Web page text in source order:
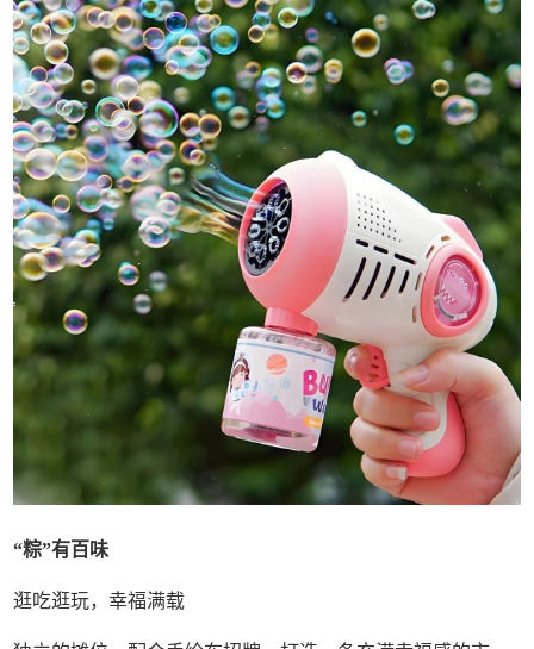
“粽”有百味
逛吃逛玩，幸福满载